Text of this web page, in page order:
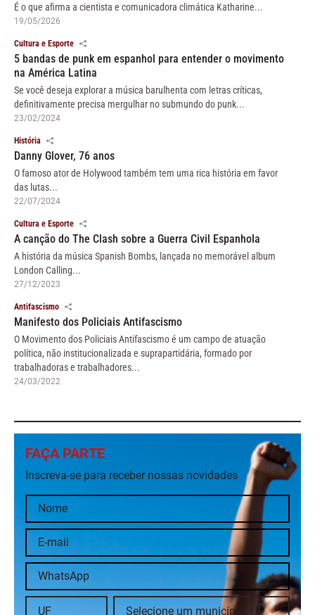
É o que afirma a cientista e comunicadora climática Katharine...
19/05/2026
Cultura e Esporte
5 bandas de punk em espanhol para entender o movimento
na América Latina
Se você deseja explorar a música barulhenta com letras críticas,
definitivamente precisa mergulhar no submundo do punk...
23/02/2024
História
Danny Glover, 76 anos
O famoso ator de Holywood também tem uma rica história em favor
das lutas...
22/07/2024
Cultura e Esporte
A canção do The Clash sobre a Guerra Civil Espanhola
A história da música Spanish Bombs, lançada no memorável album
London Calling...
27/12/2023
Antifascismo
Manifesto dos Policiais Antifascismo
O Movimento dos Policiais Antifascismo é um campo de atuação
política, não institucionalizada e suprapartidária, formado por
trabalhadoras e trabalhadores...
24/03/2022
FAÇA PARTE
Inscreva-se para receber nossas novidades